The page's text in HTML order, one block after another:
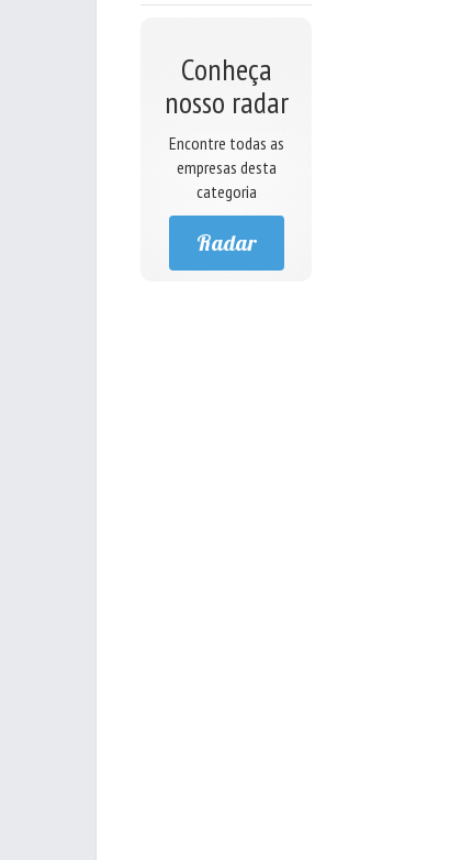
Conheça
nosso radar
Encontre todas as
empresas desta
categoria
Radar